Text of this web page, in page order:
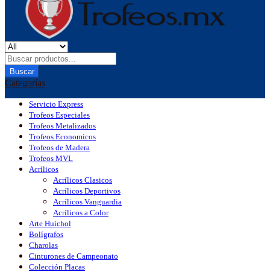
Buscar
Categorías
Servicio Express
Trofeos Especiales
Trofeos Metalizados
Trofeos Economicos
Trofeos de Madera
Trofeos MVL
Acrílicos
Acrílicos Clasicos
Acrílicos Deportivos
Acrílicos Vanguardia
Acrílicos a Color
Arte Huichol
Bolígrafos
Charolas
Cinturones de Campeonato
Colección Placas